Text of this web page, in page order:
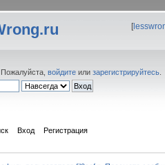
[
. Пожалуйста, войдите или зарегистрируйтесь
Вход Регистрация